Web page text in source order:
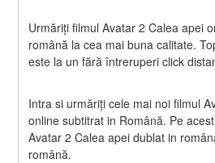
Urmăriți filmul Avatar 2 Calea apei
română la cea mai buna calitate.
este la un fără întreruperi click
Intra si urmăriți cele mai noi filmul
online subtitrat in Română. Pe
Avatar 2 Calea apei dublat in
română.